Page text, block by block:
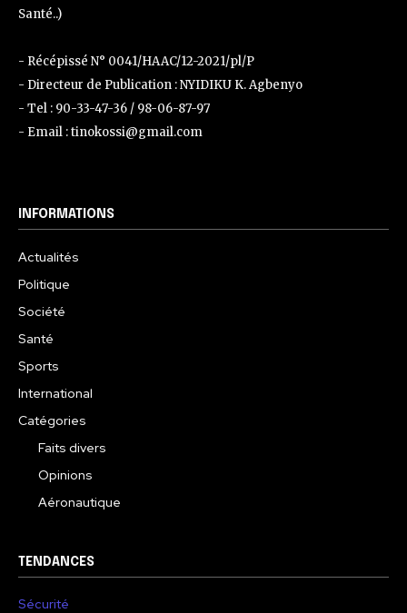
Santé..)
- Récépissé N° 0041/HAAC/12-2021/pl/P
- Directeur de Publication : NYIDIKU K. Agbenyo
- Tel : 90-33-47-36 / 98-06-87-97
- Email : tinokossi@gmail.com
INFORMATIONS
Actualités
Politique
Société
Santé
Sports
International
Catégories
Faits divers
Opinions
Aéronautique
TENDANCES
Sécurité